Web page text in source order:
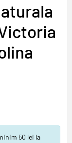
50 lei la